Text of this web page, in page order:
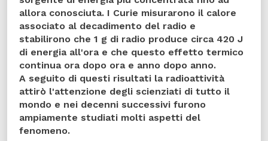
allora conosciuta. I Curie misurarono il calore
associato al decadimento del radio e
stabilirono che 1 g di radio produce circa 420 J
di energia all'ora e che questo effetto termico
continua ora dopo ora e anno dopo anno.
A seguito di questi risultati la radioattività
attirò l'attenzione degli scienziati di tutto il
mondo e nei decenni successivi furono
ampiamente studiati molti aspetti del
fenomeno.